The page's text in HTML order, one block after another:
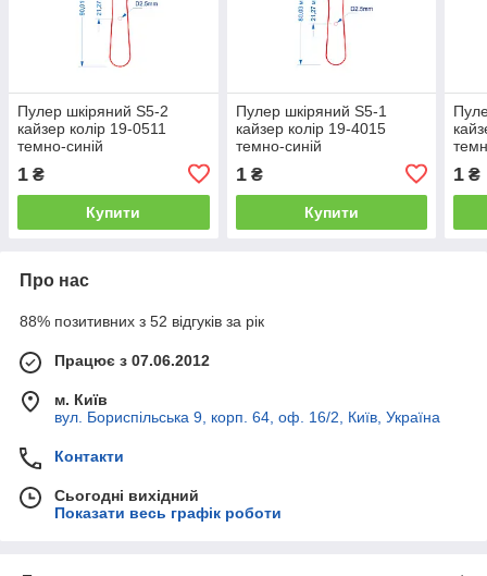
Пулер шкіряний S5-2
кайзер колір 19-0511
темно-синій
1 ₴
Купити
Пулер шкіряний S5-1
кайзер колір 19-4015
темно-синій
1₴
Купити
1 ₴
Про нас
88% позитивних з 52 відгуків за рік
Працює з 07.06.2012
м. Київ
вул. Бориспільська 9, корп. 64, оф. 16/2, Київ, Україна
Контакти
Сьогодні вихідний
Показати весь графік роботи